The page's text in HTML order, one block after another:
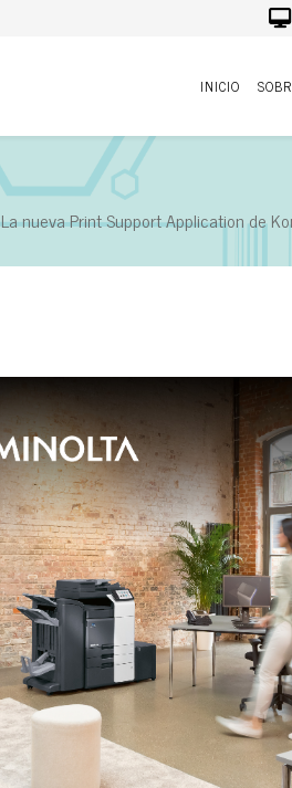
INICIO
La nueva Print Support Application de